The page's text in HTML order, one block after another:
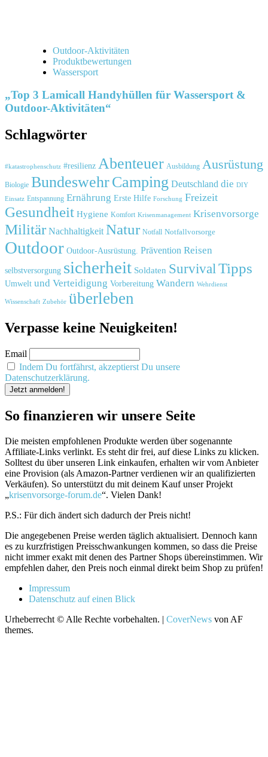
Outdoor-Aktivitäten
Produktbewertungen
Wassersport
„Top 3 Lamicall Handyhüllen für Wassersport &
Outdoor-Aktivitäten“
Schlagwörter
#katastrophenschutz #resilienz Abenteuer Ausbildung Ausrüstung
Biologie BundeswehrCamping Deutschland die DIY
Einsatz Entspannung Ernährung Erste Hilfe Forschung Freizeit
Gesundheit Hygiene Komfort Krisenmanagement Krisenvorsorge
Militär Nachhaltigkeit Natur Notfall Notfallvorsorge
Outdoor Outdoor-Ausrüstung. Prävention Reisen
selbstversorgung sicherheit Soldaten SurvivalTipps
Umwelt und Verteidigung Vorbereitung Wandern Wehrdienst
Wissenschaft Zubehör überleben
Verpasse keine Neuigkeiten!
Email
Indem Du fortfährst, akzeptierst Du unsere
Datenschutzerklärung.
So finanzieren wir unsere Seite
Die meisten empfohlenen Produkte werden über sogenannte
Affiliate-Links verlinkt. Es steht dir frei, auf diese Links zu klicken.
Solltest du über unseren Link einkaufen, erhalten wir vom Anbieter
eine Provision (als Amazon-Partner verdienen wir an qualifizierten
Verkäufen). So unterstützt du mit deinem Kauf unser Projekt
„krisenvorsorge-forum.de“. Vielen Dank!
P.S.: Für dich ändert sich dadurch der Preis nicht!
Die angegebenen Preise werden täglich aktualisiert. Dennoch kann
es zu kurzfristigen Preisschwankungen kommen, so dass die Preise
nicht immer exakt mit denen des Partner Shops übereinstimmen. Wir
empfehlen daher, den Preis noch einmal direkt beim Shop zu prüfen!
Impressum
Datenschutz auf einen Blick
Urheberrecht © Alle Rechte vorbehalten. | CoverNews von AF
themes.